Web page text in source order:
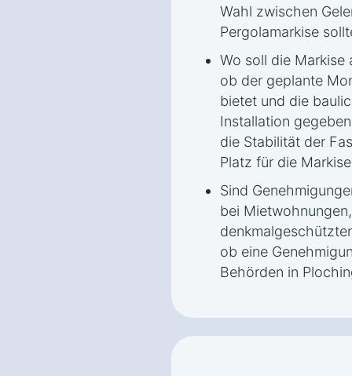
Wahl zwischen
Pergolamarkise
Wo soll die Markise
ob der geplante
bietet und die
Installation
die Stabilität der
Platz für die
Sind
bei
ob eine
Behörden in